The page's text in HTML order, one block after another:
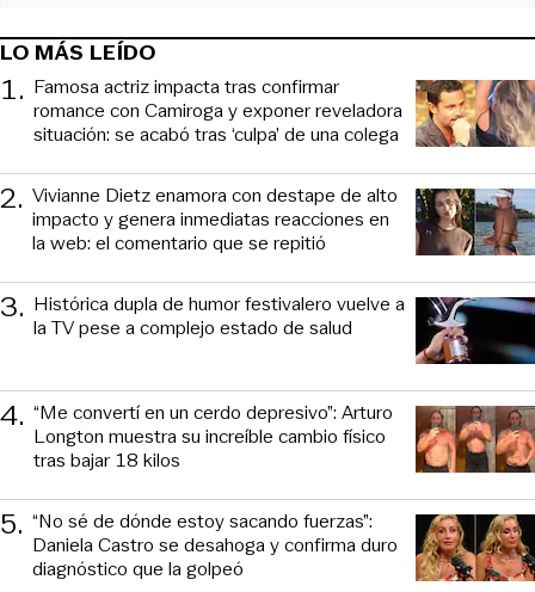
LO MÁS LEÍDO
1. Famosa actriz impacta tras confirmar
romance con Camiroga y exponer reveladora
situación: se acabó tras ‘culpa’ de una colega
2. Vivianne Dietz enamora con destape de alto
impacto y genera inmediatas reacciones en
la web: el comentario que se repitió
3. Histórica dupla de humor festivalero vuelve a
la TV pese a complejo estado de salud
4. “Me convertí en un cerdo depresivo”: Arturo
Longton muestra su increíble cambio físico
tras bajar 18 kilos
5. “No sé de dónde estoy sacando fuerzas”:
Daniela Castro se desahoga y confirma duro
diagnóstico que la golpeó